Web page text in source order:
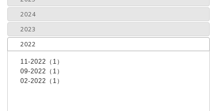
2024
2023
2022
11-2022（1）
09-2022（1）
02-2022（1）